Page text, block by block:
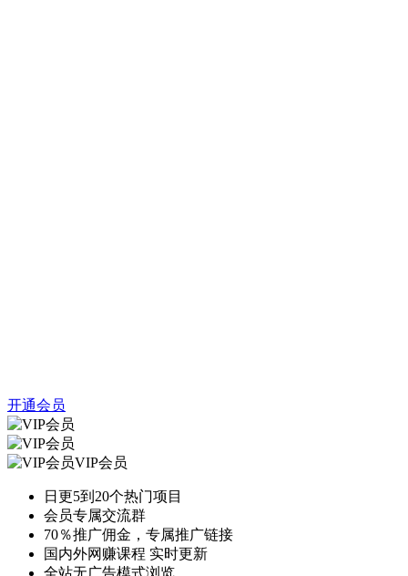
开通会员
VIP会员
日更5到20个热门项目
会员专属交流群
70％推广佣金，专属推广链接
国内外网赚课程 实时更新
全站无广告模式浏览